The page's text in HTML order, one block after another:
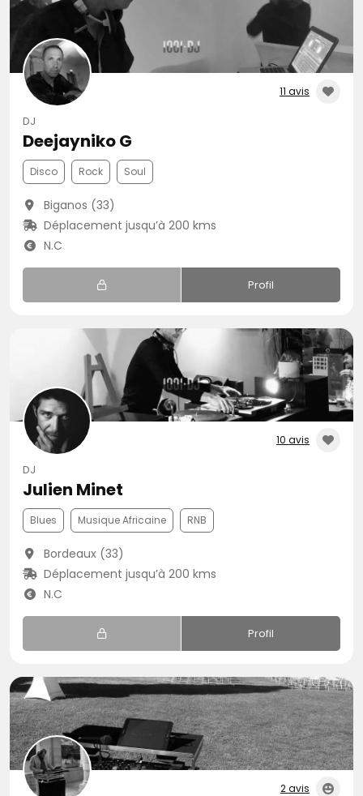
11 avis
DJ
Deejayniko G
Disco Rock Soul
Biganos (33)
Déplacement jusqu’à 200 kms
N.C
Profil
10 avis
DJ
Julien Minet
Blues Musique Africaine RNB
Bordeaux (33)
Déplacement jusqu’à 200 kms
N.C
Profil
2 avis